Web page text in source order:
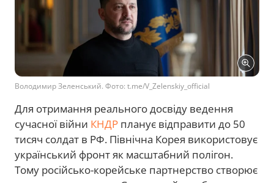
Володимир Зеленський. Фото: t.me/V_Zelenskiy_official
Для отримання реального досвіду ведення
сучасної війни КНДР планує відправити до 50
тисяч солдат в РФ. Північна Корея використовує
український фронт як масштабний полігон.
Тому російсько-корейське партнерство створює